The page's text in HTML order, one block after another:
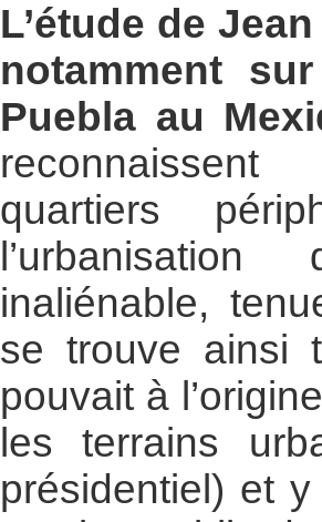
L’étude de
notamment
Puebla au
quartiers
inaliénable,
se trouve ainsi
pouvait à
les terrains
présidentiel) et